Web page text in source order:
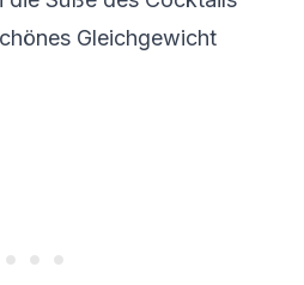
Gleichgewicht